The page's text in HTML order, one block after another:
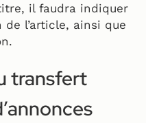
il faudra indiquer
de l’article, ainsi que
transfert